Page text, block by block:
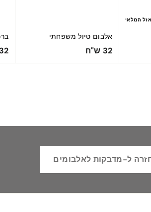
אזל המלאי
אלבום טיול משפחתי
32 ש"ח
2
32
ל-מדבקות לאלבומים